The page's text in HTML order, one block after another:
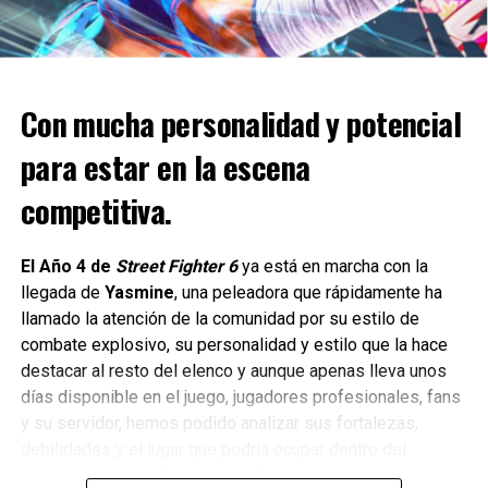
conseguir la carrillera doble Carbow en color arena.
8 al 14 de abril: elabora dos objetos en la fogata de tu
comerciante un día de esta semana para obtener la
chamarra de charro negra (hombre) o el abrigo Clymene
negro (mujer).
22 al 28 de abril: los comerciantes de nivel 20 o los que
avancen 5 niveles recibirán el chaleco Morales gris.
Gesto ¡Quihubo! gratis por visitar la tienda de Gus.
Mapa del tesoro del campo de batalla de la Guerra de
Secesión gratis por completar el guiso diario de Cripps.
Con mucha personalidad y potencial
para estar en la escena
competitiva.
El Año 4 de Street Fighter 6ya está en marcha con la
llegada de Yasmine, una peleadora que rápidamente ha
llamado la atención de la comunidad por su estilo de
combate explosivo, su personalidad y estilo que la hace
destacar al resto del elenco y aunque apenas lleva unos
días disponible en el juego, jugadores profesionales, fans
y su servidor, hemos podido analizar sus fortalezas,
competitivo y aquí les cuento el cómo se siente esta